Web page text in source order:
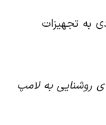
به تجهیزات
روشنایی به لامپ